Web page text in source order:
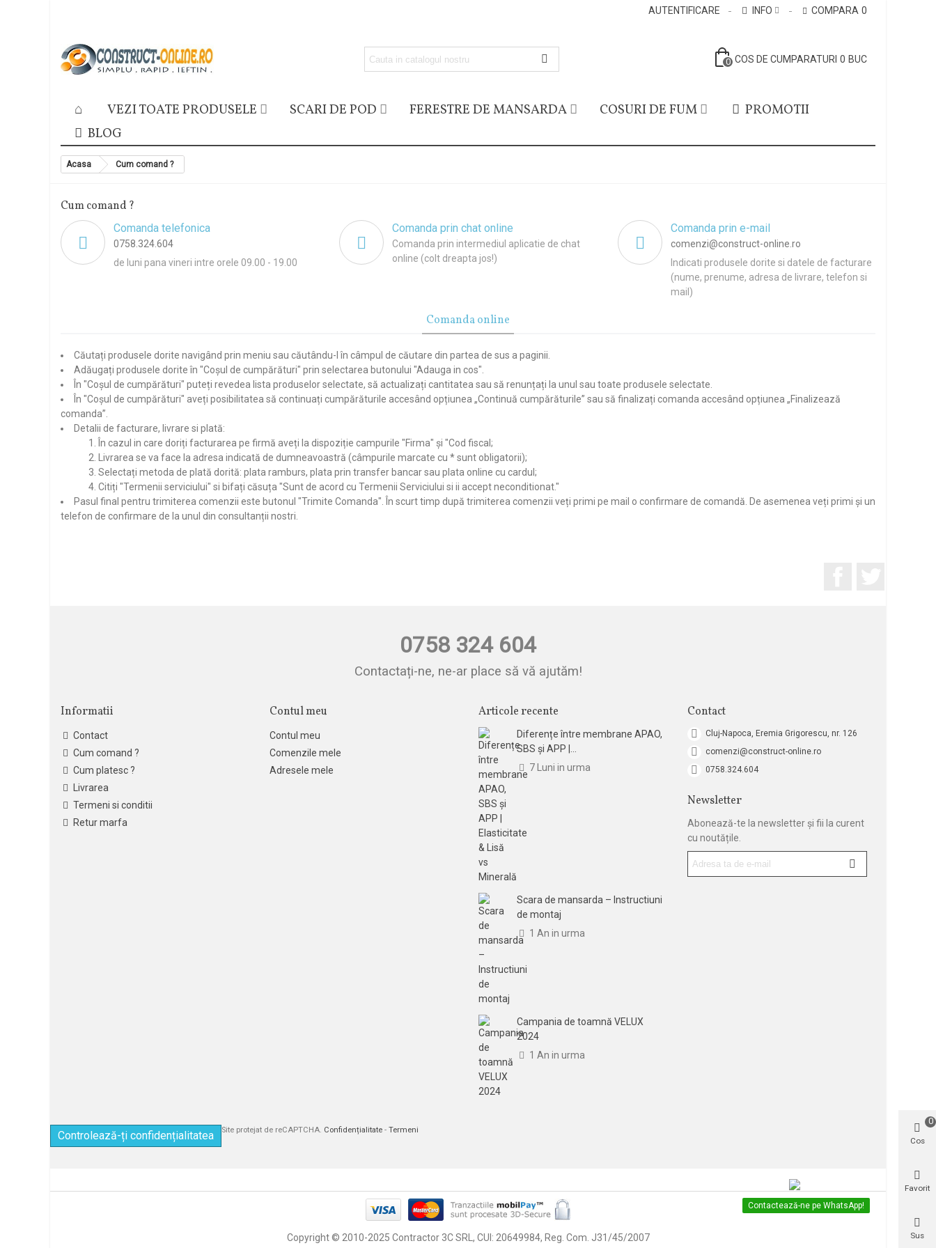
AUTENTIFICARE INFO COMPARA 0
0 COS DE CUMPARATURI 0 BUC
VEZI TOATE PRODUSELE SCARI DE POD FERESTRE DE MANSARDA COSURI DE FUM
PROMOTII
BLOG
Acasa Cum comand ?
Cum comand ?
Comanda telefonica
0758.324.604
de luni pana vineri intre orele 09.00 - 19.00
Comanda prin chat online
Comanda prin intermediul aplicatie de chat
online (colt dreapta jos!)
Comanda prin e-mail
comenzi@construct-online.ro
Indicati produsele dorite si datele de facturare
(nume, prenume, adresa de livrare, telefon si
mail)
Comanda online
Căutați produsele dorite navigând prin meniu sau căutându-l în câmpul de căutare din partea de sus a paginii.
Adăugați produsele dorite în "Coșul de cumpărături" prin selectarea butonului "Adauga in cos".
În "Coșul de cumpărături" puteți revedea lista produselor selectate, să actualizați cantitatea sau să renunțați la unul sau toate produsele selectate.
În "Coșul de cumpărături" aveți posibilitatea să continuați cumpărăturile accesând opțiunea „Continuă cumpărăturile” sau să finalizați comanda accesând opțiunea „Finalizează
comanda”.
Detalii de facturare, livrare si plată:
În cazul in care doriți facturarea pe firmă aveți la dispoziție campurile "Firma" și "Cod fiscal;
Livrarea se va face la adresa indicată de dumneavoastră (câmpurile marcate cu * sunt obligatorii);
Selectați metoda de plată dorită: plata ramburs, plata prin transfer bancar sau plata online cu cardul;
Citiți "Termenii serviciului" si bifați căsuța "Sunt de acord cu Termenii Serviciului si ii accept neconditionat."
Pasul final pentru trimiterea comenzii este butonul "Trimite Comanda". În scurt timp după trimiterea comenzii veți primi pe mail o confirmare de comandă. De asemenea veți primi și un
telefon de confirmare de la unul din consultanții nostri.
0758 324 604
Contactați-ne, ne-ar place să vă ajutăm!
Informatii
Contact
Cum comand ?
Cum platesc ?
Livrarea
Termeni si conditii
Retur marfa
Contul meu
Contul meu
Comenzile mele
Adresele mele
Articole recente
Diferențe între membrane APAO,
SBS și APP |...
7 Luni in urma
Scara de mansarda – Instructiuni
de montaj
1 An in urma
Campania de toamnă VELUX
2024
1 An in urma
Contact
Cluj-Napoca, Eremia Grigorescu, nr. 126
comenzi@construct-online.ro
0758.324.604
Newsletter
Abonează-te la newsletter și fii la curent
cu noutățile.
Controlează-ți confidențialitatea Site protejat de reCAPTCHA. Confidențialitate - Termeni
Contactează-ne pe WhatsApp!
Copyright © 2010-2025 Contractor 3C SRL, CUI: 20649984, Reg. Com. J31/45/2007
Cos
0
Favorit
Sus